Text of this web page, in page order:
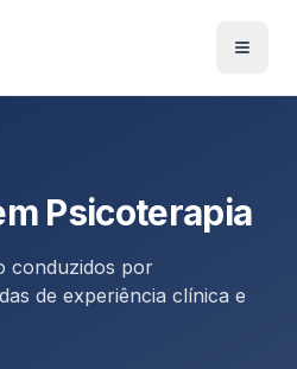
Psicoterapia
conduzidos por
de experiência clínica e